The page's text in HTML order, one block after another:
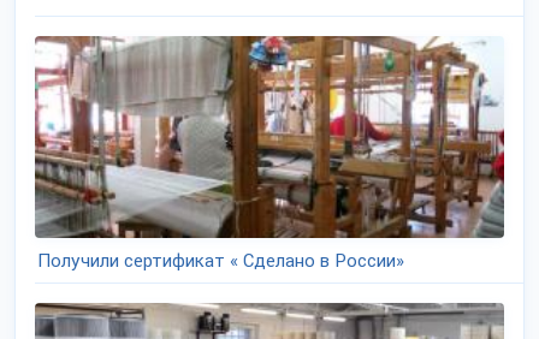
Получили сертификат « Сделано в России»